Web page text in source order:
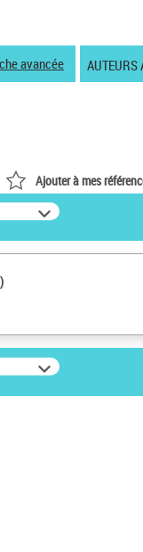
avancée AUTEURS
Ajouter à mes